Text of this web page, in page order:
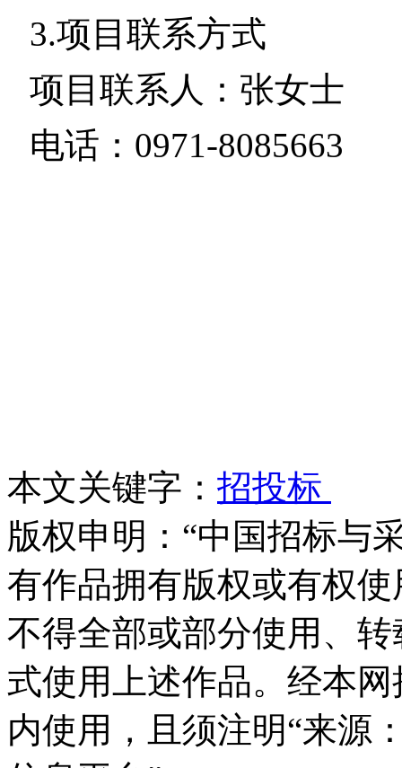
3.项目联系方式
项目联系人：张女士
电话： 0971-8085663
本文关键字： 招投标
版权申明：“中国招标与
有作品拥有版权或有权
不得全部或部分使用、
式使用上述作品。经本
内使用，且须注明“来源